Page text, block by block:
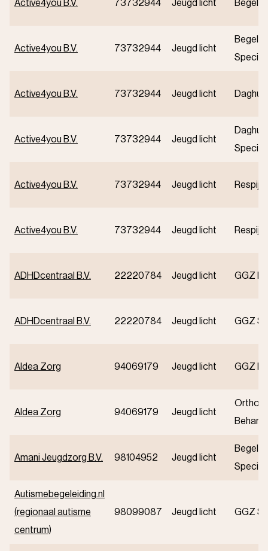
Active4you B.V. 73732944 Jeugd licht
Active4you B.V. 73732944 Jeugd licht
Active4you B.V. 73732944 Jeugd licht
Active4you B.V. 73732944 Jeugd licht
Daghulp
Active4you B.V. 73732944 Jeugd licht
Active4you B.V. 73732944 Jeugd licht
ADHDcentraal B.V. 22220784 Jeugd licht GGZ
ADHDcentraal B.V. 22220784 Jeugd licht GGZ
Aldea Zorg 94069179 Jeugd licht GGZ
Aldea Zorg 94069179 Jeugd licht
Amani Jeugdzorg B.V. 98104952 Jeugd licht
Autismebegeleiding.nl
(regionaal autisme
centrum)
98099087 Jeugd licht GGZ